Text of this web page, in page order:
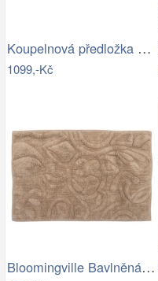
Koupelnová předložka ART
1099,-Kč
Bloomingville Bavlněná koupelnová…